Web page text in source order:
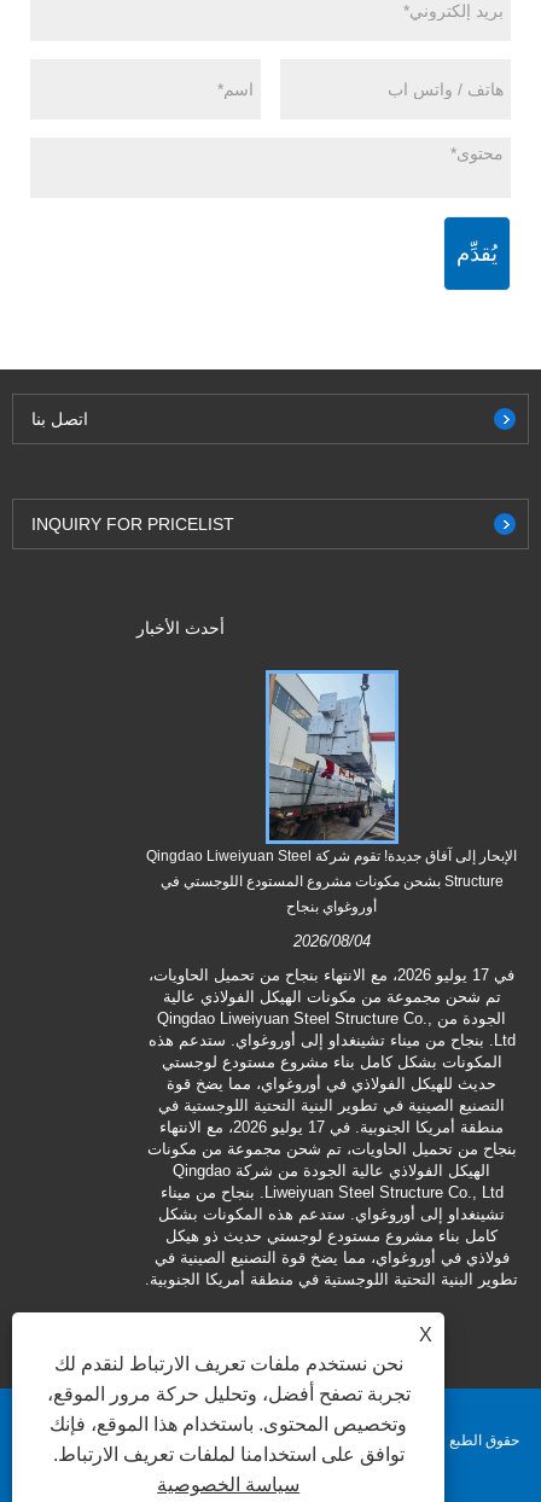
يُقدِّم
اتصل بنا
INQUIRY FOR PRICELIST
أحدث الأخبار
الإبحار إلى آفاق جديدة! تقوم شركة Qingdao Liweiyuan Steel
Structure بشحن مكونات مشروع المستودع اللوجستي في
أوروغواي بنجاح
2026/08/04
في 17 يوليو 2026، مع الانتهاء بنجاح من تحميل الحاويات،
تم شحن مجموعة من مكونات الهيكل الفولاذي عالية
الجودة من Qingdao Liweiyuan Steel Structure Co.,
Ltd. بنجاح من ميناء تشينغداو إلى أوروغواي. ستدعم هذه
المكونات بشكل كامل بناء مشروع مستودع لوجستي
حديث للهيكل الفولاذي في أوروغواي، مما يضخ قوة
التصنيع الصينية في تطوير البنية التحتية اللوجستية في
منطقة أمريكا الجنوبية. في 17 يوليو 2026، مع الانتهاء
بنجاح من تحميل الحاويات، تم شحن مجموعة من مكونات
الهيكل الفولاذي عالية الجودة من شركة Qingdao
Liweiyuan Steel Structure Co., Ltd. بنجاح من ميناء
تشينغداو إلى أوروغواي. ستدعم هذه المكونات بشكل
كامل بناء مشروع مستودع لوجستي حديث ذو هيكل
فولاذي في أوروغواي، مما يضخ قوة التصنيع الصينية في
تطوير البنية التحتية اللوجستية في منطقة أمريكا الجنوبية.
حقوق الطبع والنشر © 2025 شركة تشينغداو Liweiyuan للصناعات الثقيلة المحدودة.
جميع الحقوق محفوظة.
X
نحن نستخدم ملفات تعريف الارتباط لنقدم لك
تجربة تصفح أفضل، وتحليل حركة مرور الموقع،
وتخصيص المحتوى. باستخدام هذا الموقع، فإنك
توافق على استخدامنا لملفات تعريف الارتباط.
سياسة الخصوصية